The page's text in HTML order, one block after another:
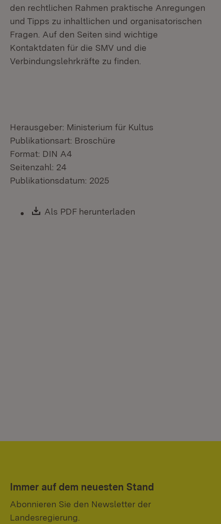
den rechtlichen Rahmen praktische Anregungen
und Tipps zu inhaltlichen und organisatorischen
Fragen. Auf den Seiten sind wichtige
Kontaktdaten für die SMV und die
Verbindungslehrkräfte zu finden.
Herausgeber: Ministerium für Kultus
Publikationsart: Broschüre
Format: DIN A4
Seitenzahl: 24
Publikationsdatum: 2025
Download:
Als PDF herunterladen
Immer auf dem neuesten Stand
Abonnieren Sie den Newsletter der
Landesregierung.